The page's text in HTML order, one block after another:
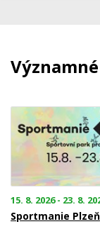
15. 8. 2026 - 23. 8.
Sportmanie Plzeň